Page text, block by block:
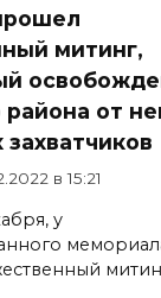
митинг,
от
в 15:21
у